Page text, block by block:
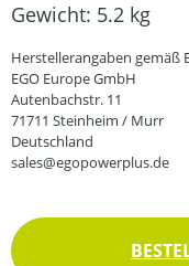
Gewicht: 5.2 kg
Herstellerangaben gemäß
EGO Europe GmbH
Autenbachstr. 11
71711 Steinheim / Murr
Deutschland
sales@egopowerplus.de